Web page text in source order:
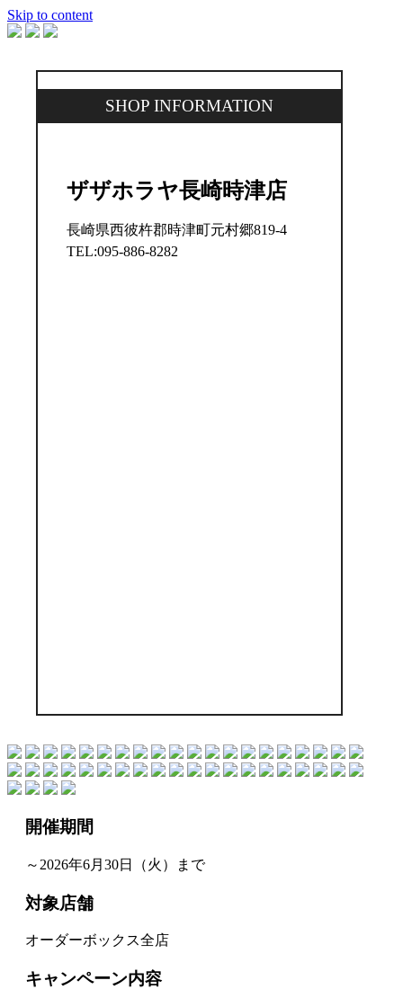
Skip to content
SHOP INFORMATION
ザザホラヤ長崎時津店
長崎県西彼杵郡時津町元村郷819-4
TEL:095-886-8282
開催期間
～2026年6月30日（火）まで
対象店舗
オーダーボックス全店
キャンペーン内容